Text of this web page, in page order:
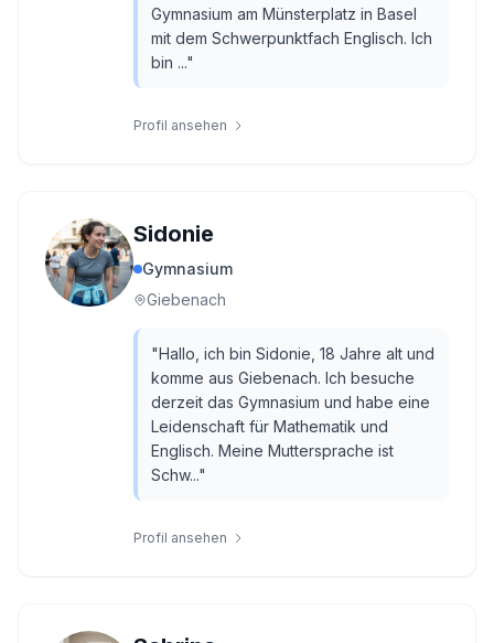
Gymnasium am Münsterplatz in Basel
mit dem Schwerpunktfach Englisch. Ich
bin ..."
Profil ansehen
Sidonie
Gymnasium
Giebenach
"Hallo, ich bin Sidonie, 18 Jahre alt und
komme aus Giebenach. Ich besuche
derzeit das Gymnasium und habe eine
Leidenschaft für Mathematik und
Englisch. Meine Muttersprache ist
Schw..."
Profil ansehen